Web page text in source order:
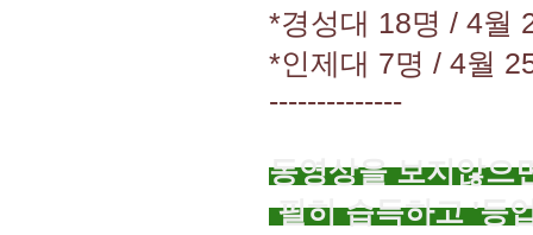
*경성대 18명 / 4월
*인제대 7명 / 4월
--------------
동영상을 보지않으
필히 습득하고 '등